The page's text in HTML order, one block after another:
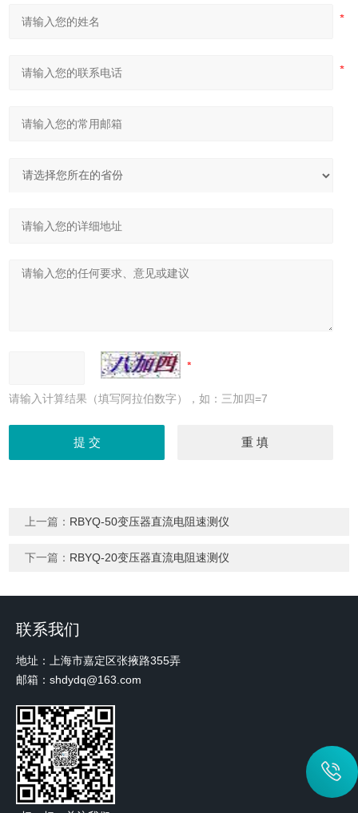
请输入计算结果（填写阿拉伯数字），如：三加四=7
上一篇： RBYQ-50变压器直流电阻速测仪
下一篇： RBYQ-20变压器直流电阻速测仪
联系我们
地址：上海市嘉定区张掖路355弄
邮箱：shdydq@163.com